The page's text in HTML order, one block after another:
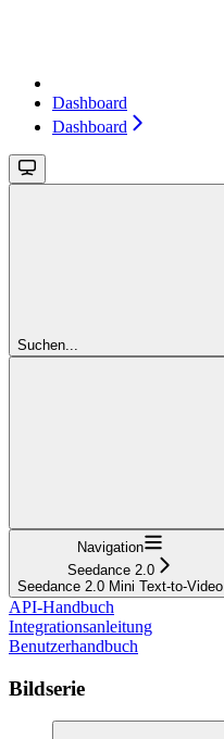
Dashboard
Dashboard
Suchen...
Navigation
Seedance 2.0
Seedance 2.0 Mini Text-to-Video
API-Handbuch
Integrationsanleitung
Benutzerhandbuch
Bildserie